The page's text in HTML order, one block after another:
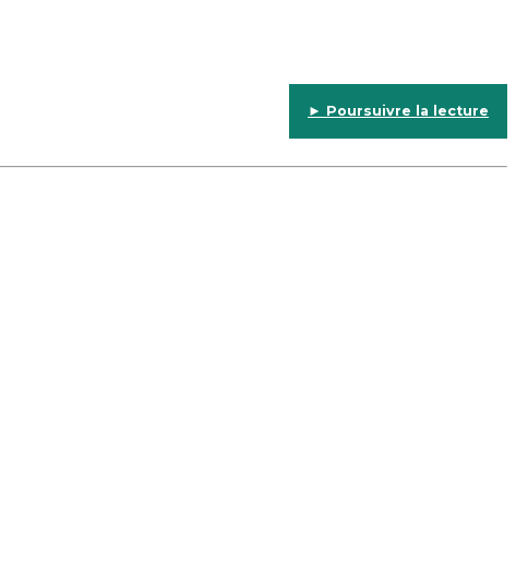
► Poursuivre la lecture